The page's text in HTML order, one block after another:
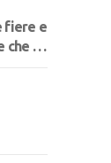
fiere e
che ci